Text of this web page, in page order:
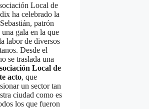
Local de
ha celebrado la
patrón
gala en la que
labor de diversos
Desde el
se traslada una
Local de
acto, que
un sector tan
ciudad como es
los que fueron